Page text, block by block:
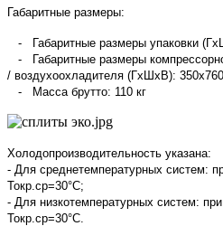
Габаритные размеры:
- Габаритные размеры упаковки
- Габаритные размеры
/ воздухоохладителя (ГхШхВ):
- Масса брутто: 110 кг
Холодопроизводительность указана:
- Для среднетемпературных систем:
Токр.ср=30°С;
- Для низкотемпературных систем:
Токр.ср=30°С.